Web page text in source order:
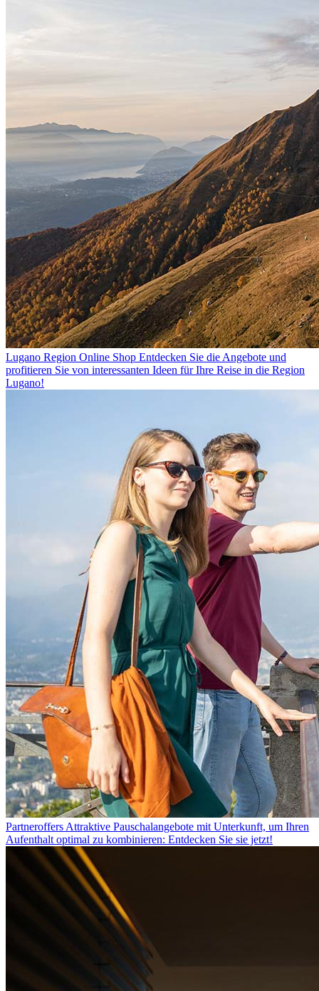
Lugano Region Online Shop Entdecken Sie die Angebote und
profitieren Sie von interessanten Ideen für Ihre Reise in die Region
Lugano!
Partneroffers Attraktive Pauschalangebote mit Unterkunft, um Ihren
Aufenthalt optimal zu kombinieren: Entdecken Sie sie jetzt!